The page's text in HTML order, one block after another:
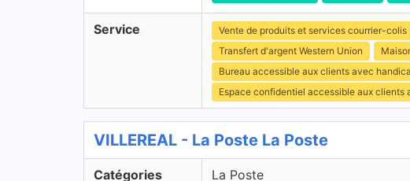
Service Vente de produits et services courrier-colis
Transfert d'argent Western Union
Bureau accessible aux clients avec
Espace confidentiel accessible aux clients
VILLEREAL - La Poste La Poste
Catégories La Poste